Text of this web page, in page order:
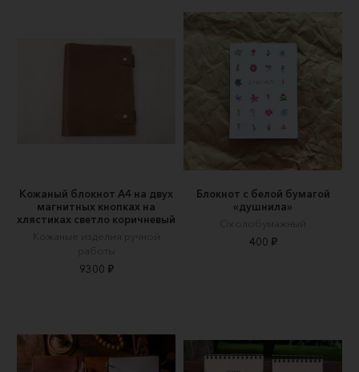
Кожаный блокнот А4 на двух
магнитных кнопках на
хлястиках светло коричневый
Кожаные изделия ручной
работы
9300 ₽
Блокнот с белой бумагой
«душнила»
Околобумажный
400 ₽